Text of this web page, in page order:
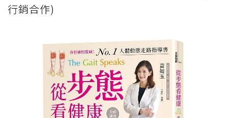
行銷合作)